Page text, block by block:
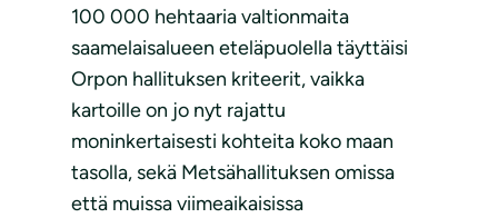
100 000 hehtaaria valtionmaita
saamelaisalueen eteläpuolella täyttäisi
Orpon hallituksen kriteerit, vaikka
kartoille on jo nyt rajattu
moninkertaisesti kohteita koko maan
tasolla, sekä Metsähallituksen omissa
että muissa viimeaikaisissa